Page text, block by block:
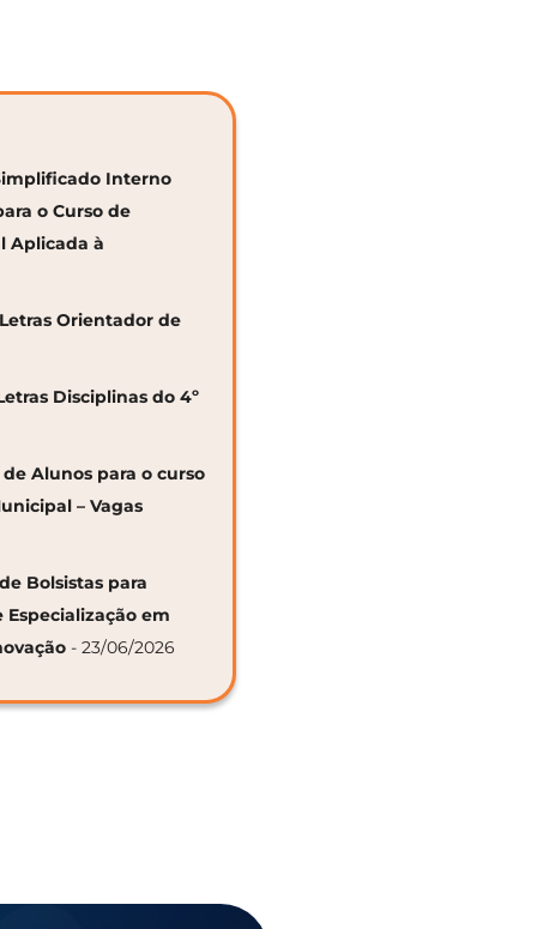
Interno
o Curso de
Aplicada à
Orientador de
Disciplinas do 4º
de Alunos para o curso
– Vagas
Bolsistas para
em
- 23/06/2026